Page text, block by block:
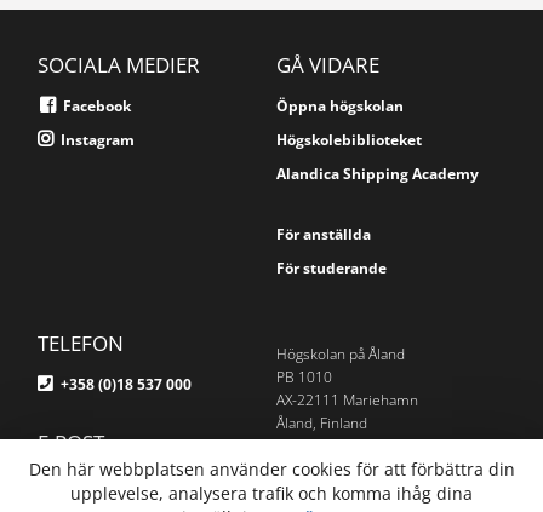
SOCIALA MEDIER
Facebook
Instagram
GÅ VIDARE
Öppna högskolan
Högskolebiblioteket
Alandica Shipping Academy
För anställda
För studerande
TELEFON
+358 (0)18 537 000
E-POST
info@ha.ax
Högskolan på Åland
PB 1010
AX-22111 Mariehamn
Åland, Finland
Om webbplatsen
Webbplatskarta
Den här webbplatsen använder cookies för att förbättra din
upplevelse, analysera trafik och komma ihåg dina